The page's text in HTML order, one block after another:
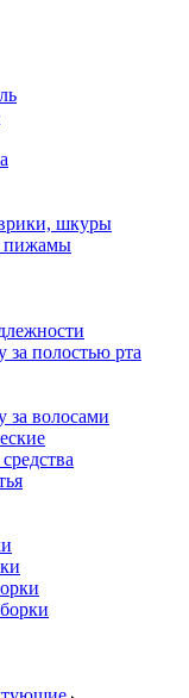
шкуры
пижамы
за полостью рта
за волосами